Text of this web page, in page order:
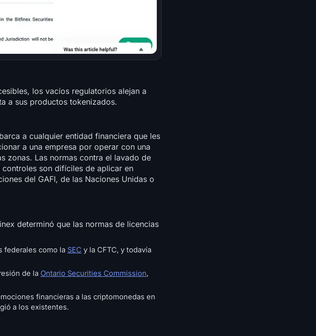
los vacíos regulatorios alejan a
a sus productos tokenizados.
a cualquier entidad financiera que les
a una empresa por operar con una
zonas. Las normas contra el lavado de
son difíciles de aplicar en
del GAFI, de las Naciones Unidas o
determinó que las normas de licencias
federales como la SEC y la CFTC, y todavía
de la Ontario Securities Commission,
financieras a las criptomonedas en
a los existentes.